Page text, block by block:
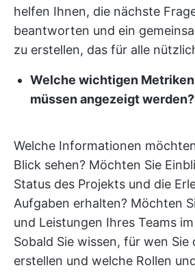
helfen Ihnen, die nächste
beantworten und ein
zu erstellen, das für alle
Welche wichtigen
müssen angezeigt werden?
Welche Informationen
Blick sehen? Möchten Sie
Status des Projekts und die
Aufgaben erhalten? Möchten
und Leistungen Ihres Teams
Sobald Sie wissen, für wen Sie
erstellen und welche Rollen